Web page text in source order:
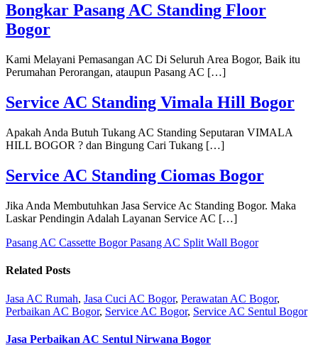
Bongkar Pasang AC Standing Floor
Bogor
Kami Melayani Pemasangan AC Di Seluruh Area Bogor, Baik itu
Perumahan Perorangan, ataupun Pasang AC […]
Service AC Standing Vimala Hill Bogor
Apakah Anda Butuh Tukang AC Standing Seputaran VIMALA
HILL BOGOR ? dan Bingung Cari Tukang […]
Service AC Standing Ciomas Bogor
Jika Anda Membutuhkan Jasa Service Ac Standing Bogor. Maka
Laskar Pendingin Adalah Layanan Service AC […]
Pasang AC Cassette BogorPasang AC Split Wall Bogor
Related Posts
Jasa AC Rumah, Jasa Cuci AC Bogor, Perawatan AC Bogor,
Perbaikan AC Bogor, Service AC Bogor, Service AC Sentul Bogor
Jasa Perbaikan AC Sentul Nirwana Bogor